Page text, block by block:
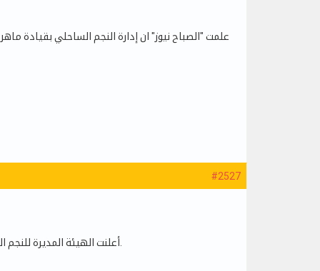
علمت "الصباح نيوز" ان إدارة النجم الساحلي بقيادة
#2527
أعلنت الهيئة المديرة للنجم الساحلي في بلاغ لها مساء اليوم الخميس 4 اكتوبر 2021 عن إقالة المدرب لسعد الدريدي بالتراضي.